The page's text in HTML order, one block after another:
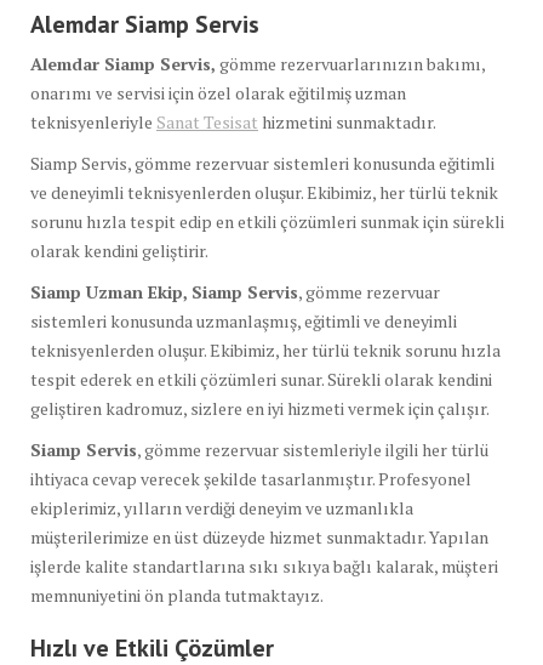
Alemdar Siamp Servis
Alemdar Siamp Servis, gömme rezervuarlarınızın bakımı,
onarımı ve servisi için özel olarak eğitilmiş uzman
teknisyenleriyle Sanat Tesisat hizmetini sunmaktadır.
Siamp Servis, gömme rezervuar sistemleri konusunda eğitimli
ve deneyimli teknisyenlerden oluşur. Ekibimiz, her türlü teknik
sorunu hızla tespit edip en etkili çözümleri sunmak için sürekli
olarak kendini geliştirir.
Siamp Uzman Ekip, Siamp Servis, gömme rezervuar
sistemleri konusunda uzmanlaşmış, eğitimli ve deneyimli
teknisyenlerden oluşur. Ekibimiz, her türlü teknik sorunu hızla
tespit ederek en etkili çözümleri sunar. Sürekli olarak kendini
geliştiren kadromuz, sizlere en iyi hizmeti vermek için çalışır.
Siamp Servis, gömme rezervuar sistemleriyle ilgili her türlü
ihtiyaca cevap verecek şekilde tasarlanmıştır. Profesyonel
ekiplerimiz, yılların verdiği deneyim ve uzmanlıkla
müşterilerimize en üst düzeyde hizmet sunmaktadır. Yapılan
işlerde kalite standartlarına sıkı sıkıya bağlı kalarak, müşteri
memnuniyetini ön planda tutmaktayız.
Hızlı ve Etkili Çözümler